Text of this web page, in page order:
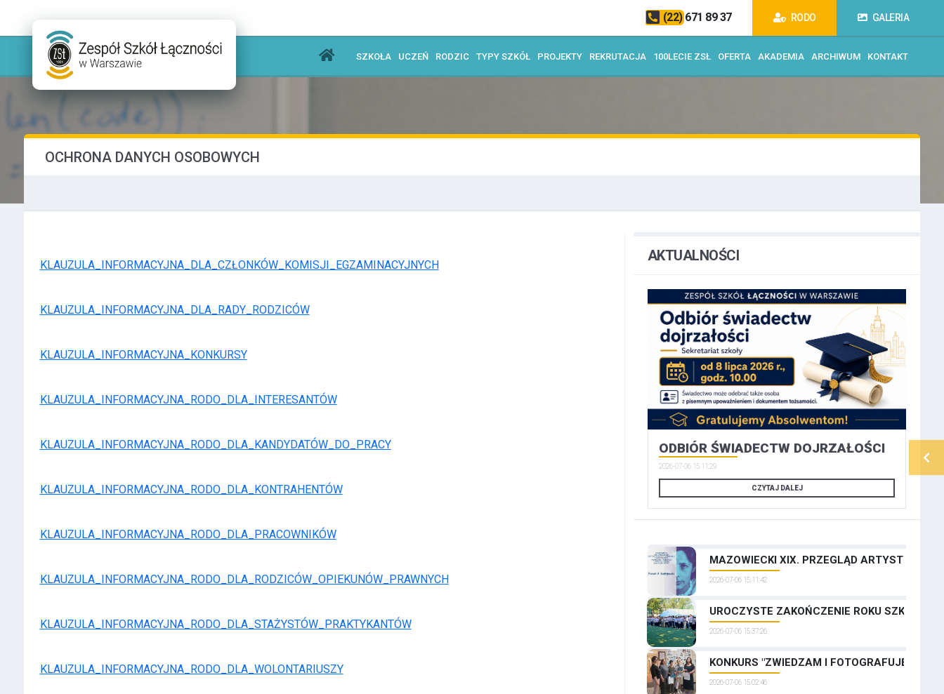
(22) 671 89 37 RODO GALERIA
SZKOŁA UCZEŃ RODZIC TYPY SZKÓŁ PROJEKTY REKRUTACJA 100LECIE ZSŁ OFERTA AKADEMIA ARCHIWUM KONTAKT
OCHRONA DANYCH OSOBOWYCH
KLAUZULA_INFORMACYJNA_DLA_CZŁONKÓW_KOMISJI_EGZAMINACYJNYCH
KLAUZULA_INFORMACYJNA_DLA_RADY_RODZICÓW
KLAUZULA_INFORMACYJNA_KONKURSY
KLAUZULA_INFORMACYJNA_RODO_DLA_INTERESANTÓW
KLAUZULA_INFORMACYJNA_RODO_DLA_KANDYDATÓW_DO_PRACY
KLAUZULA_INFORMACYJNA_RODO_DLA_KONTRAHENTÓW
KLAUZULA_INFORMACYJNA_RODO_DLA_PRACOWNIKÓW
KLAUZULA_INFORMACYJNA_RODO_DLA_RODZICÓW_OPIEKUNÓW_PRAWNYCH
KLAUZULA_INFORMACYJNA_RODO_DLA_STAŻYSTÓW_PRAKTYKANTÓW
KLAUZULA_INFORMACYJNA_RODO_DLA_WOLONTARIUSZY
AKTUALNOŚCI
ODBIÓR ŚWIADECTW DOJRZAŁOŚCI
2026-07-06 15:11:29
CZYTAJ DALEJ
MAZOWIECKI XIX. PRZEGLĄD
2026-07-06 15:11:42
UROCZYSTE ZAKOŃCZENIE ROKU
2026-07-06 15:37:26
KONKURS "ZWIEDZAM I FOTOGRAFUJĘ
2026-07-06 15:02:46